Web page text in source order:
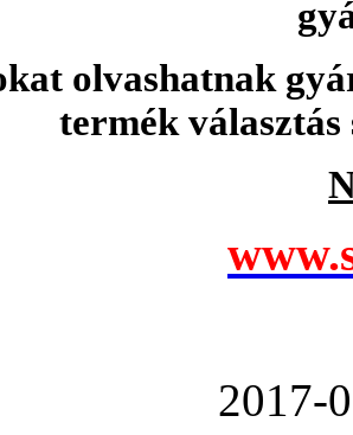
olvashatnak
termék
2017-